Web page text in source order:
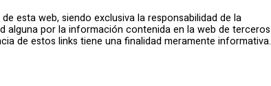
esta web, siendo exclusiva la responsabilidad de la
alguna por la información contenida en la web de terceros
de estos links tiene una finalidad meramente informativa.